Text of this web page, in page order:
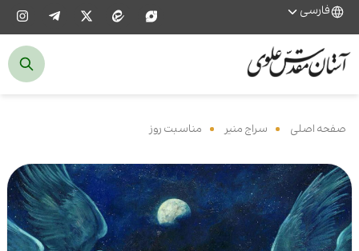
فارسی
صفحه اصلی سراج منیر مناسبت روز